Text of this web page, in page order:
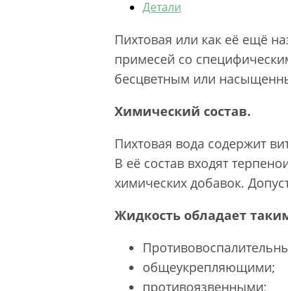
Детали
Пихтовая или как её ещё
примесей со
бесцветным или
Химический состав.
Пихтовая вода содержит
В её состав входят
химических добавок.
Жидкость обладает
общеукрепляющими;
противоязвенными;